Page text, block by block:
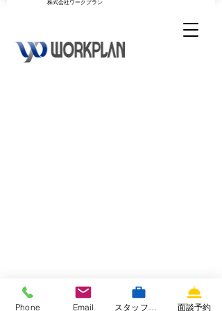
​株式会社ワークプラン
Phone Email 面談予約